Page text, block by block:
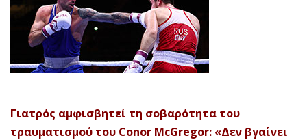
Γιατρός αμφισβητεί τη σοβαρότητα του
τραυματισμού του Conor McGregor: «Δεν βγαίνει